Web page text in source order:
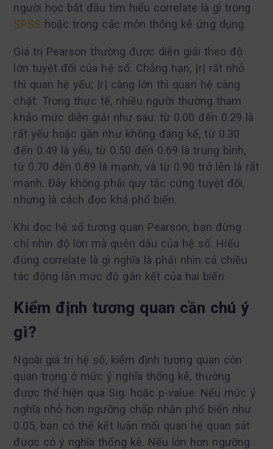
người học bắt đầu tìm hiểu correlate là gì trong
SPSS hoặc trong các môn thống kê ứng dụng.
Giá trị Pearson thường được diễn giải theo độ
lớn tuyệt đối của hệ số. Chẳng hạn, |r| rất nhỏ
thì quan hệ yếu; |r| càng lớn thì quan hệ càng
chặt. Trong thực tế, nhiều người thường tham
khảo mức diễn giải như sau: từ 0.00 đến 0.29 là
rất yếu hoặc gần như không đáng kể, từ 0.30
đến 0.49 là yếu, từ 0.50 đến 0.69 là trung bình,
từ 0.70 đến 0.89 là mạnh, và từ 0.90 trở lên là rất
mạnh. Đây không phải quy tắc cứng tuyệt đối,
nhưng là cách đọc khá phổ biến.
Khi đọc hệ số tương quan Pearson, bạn đừng
chỉ nhìn độ lớn mà quên dấu của hệ số. Hiểu
đúng correlate là gì nghĩa là phải nhìn cả chiều
tác động lẫn mức độ gắn kết của hai biến.
Kiểm định tương quan cần chú ý
gì?
Ngoài giá trị hệ số, kiểm định tương quan còn
quan trọng ở mức ý nghĩa thống kê, thường
được thể hiện qua Sig. hoặc p-value. Nếu mức ý
nghĩa nhỏ hơn ngưỡng chấp nhận phổ biến như
0.05, bạn có thể kết luận mối quan hệ quan sát
được có ý nghĩa thống kê. Nếu lớn hơn ngưỡng